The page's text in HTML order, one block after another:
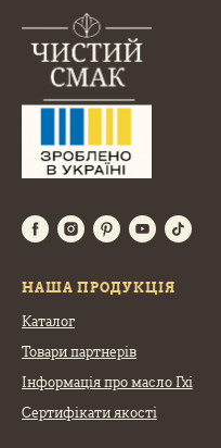
НАША ПРОДУКЦІЯ
Каталог
Товари партнерів
Інформація про масло Гхі
Сертифікати якості